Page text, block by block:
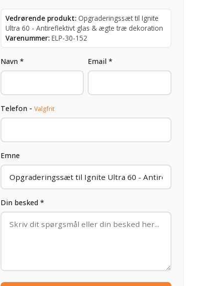
Vedrørende produkt: Opgraderingssæt til Ignite
Ultra 60 - Antireflektivt glas & ægte træ dekoration
Varenummer: ELP-30-152
Navn * Email *
Telefon - Valgfrit
Emne
Din besked *